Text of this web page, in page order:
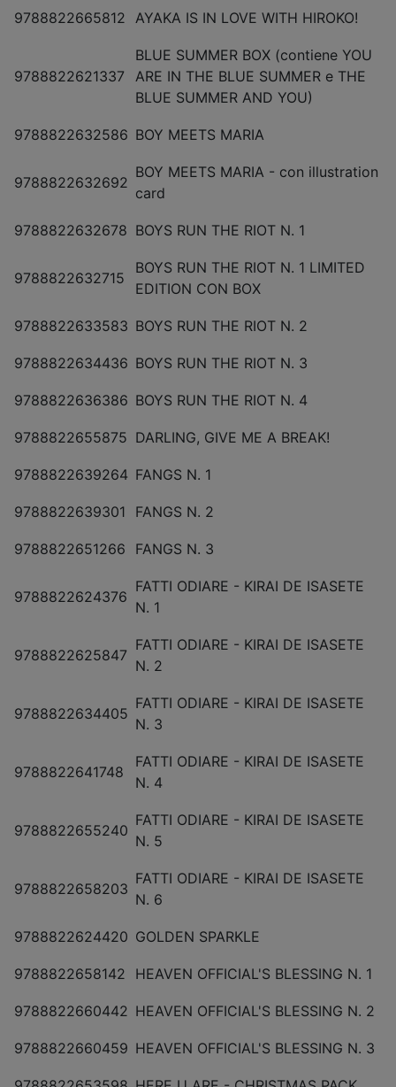
9788822665812 AYAKA IS IN LOVE WITH HIROKO!
9788822621337
BLUE SUMMER BOX (contiene YOU
ARE IN THE BLUE SUMMER e THE
BLUE SUMMER AND YOU)
9788822632586 BOY MEETS MARIA
9788822632692
BOY MEETS MARIA - con illustration
card
9788822632678 BOYS RUN THE RIOT N. 1
9788822632715
BOYS RUN THE RIOT N. 1 LIMITED
EDITION CON BOX
9788822633583 BOYS RUN THE RIOT N. 2
9788822634436 BOYS RUN THE RIOT N. 3
9788822636386 BOYS RUN THE RIOT N. 4
9788822655875 DARLING, GIVE ME A BREAK!
9788822639264 FANGS N. 1
9788822639301 FANGS N. 2
9788822651266 FANGS N. 3
9788822624376
FATTI ODIARE - KIRAI DE ISASETE
N. 1
9788822625847
FATTI ODIARE - KIRAI DE ISASETE
N. 2
9788822634405
FATTI ODIARE - KIRAI DE ISASETE
N. 3
9788822641748
FATTI ODIARE - KIRAI DE ISASETE
N. 4
9788822655240
FATTI ODIARE - KIRAI DE ISASETE
N. 5
9788822658203
FATTI ODIARE - KIRAI DE ISASETE
N. 6
9788822624420 GOLDEN SPARKLE
9788822658142 HEAVEN OFFICIAL'S BLESSING N. 1
9788822660442 HEAVEN OFFICIAL'S BLESSING N. 2
9788822660459 HEAVEN OFFICIAL'S BLESSING N. 3